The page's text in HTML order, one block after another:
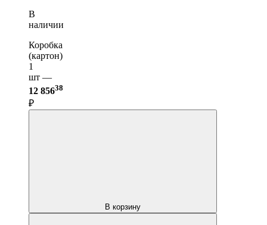
В
наличии
Коробка
(картон)
1
шт —
12 85638
₽
В корзину